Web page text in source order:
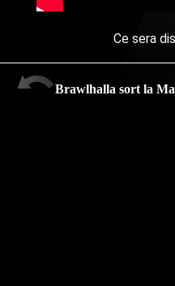
Ce sera
Brawlhalla sort la